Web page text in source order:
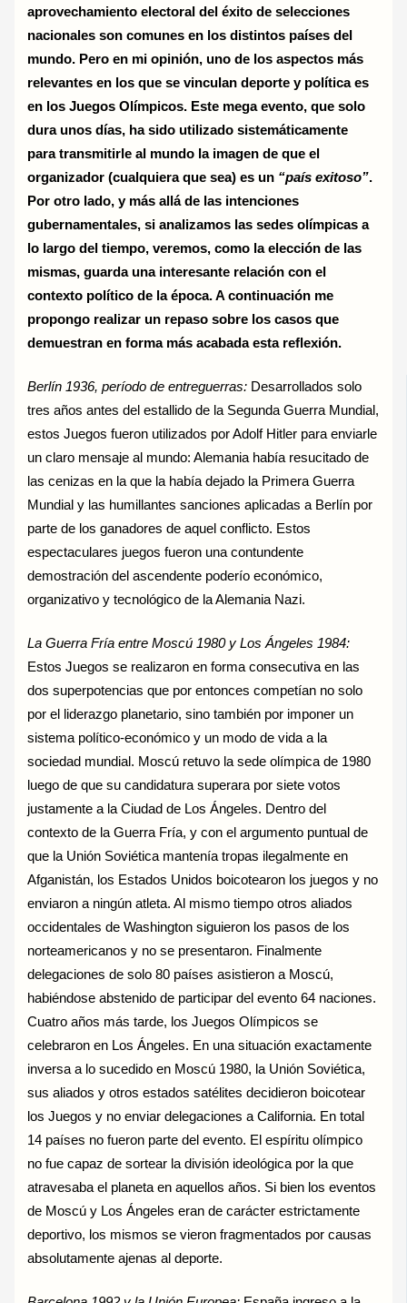
aprovechamiento electoral del éxito de selecciones
nacionales son comunes en los distintos países del
mundo. Pero en mi opinión, uno de los aspectos más
relevantes en los que se vinculan deporte y política es
en los Juegos Olímpicos. Este mega evento, que solo
dura unos días, ha sido utilizado sistemáticamente
para transmitirle al mundo la imagen de que el
organizador (cualquiera que sea) es un “país exitoso”.
Por otro lado, y más allá de las intenciones
gubernamentales, si analizamos las sedes olímpicas a
lo largo del tiempo, veremos, como la elección de las
mismas, guarda una interesante relación con el
contexto político de la época. A continuación me
propongo realizar un repaso sobre los casos que
demuestran en forma más acabada esta reflexión.
Berlín 1936, período de entreguerras: Desarrollados solo
tres años antes del estallido de la Segunda Guerra Mundial,
estos Juegos fueron utilizados por Adolf Hitler para enviarle
un claro mensaje al mundo: Alemania había resucitado de
las cenizas en la que la había dejado la Primera Guerra
Mundial y las humillantes sanciones aplicadas a Berlín por
parte de los ganadores de aquel conflicto. Estos
espectaculares juegos fueron una contundente
demostración del ascendente poderío económico,
organizativo y tecnológico de la Alemania Nazi.
La Guerra Fría entre Moscú 1980 y Los Ángeles 1984:
Estos Juegos se realizaron en forma consecutiva en las
dos superpotencias que por entonces competían no solo
por el liderazgo planetario, sino también por imponer un
sistema político-económico y un modo de vida a la
sociedad mundial. Moscú retuvo la sede olímpica de 1980
luego de que su candidatura superara por siete votos
justamente a la Ciudad de Los Ángeles. Dentro del
contexto de la Guerra Fría, y con el argumento puntual de
que la Unión Soviética mantenía tropas ilegalmente en
Afganistán, los Estados Unidos boicotearon los juegos y no
enviaron a ningún atleta. Al mismo tiempo otros aliados
occidentales de Washington siguieron los pasos de los
norteamericanos y no se presentaron. Finalmente
delegaciones de solo 80 países asistieron a Moscú,
habiéndose abstenido de participar del evento 64 naciones.
Cuatro años más tarde, los Juegos Olímpicos se
celebraron en Los Ángeles. En una situación exactamente
inversa a lo sucedido en Moscú 1980, la Unión Soviética,
sus aliados y otros estados satélites decidieron boicotear
los Juegos y no enviar delegaciones a California. En total
14 países no fueron parte del evento. El espíritu olímpico
no fue capaz de sortear la división ideológica por la que
atravesaba el planeta en aquellos años. Si bien los eventos
de Moscú y Los Ángeles eran de carácter estrictamente
deportivo, los mismos se vieron fragmentados por causas
absolutamente ajenas al deporte.